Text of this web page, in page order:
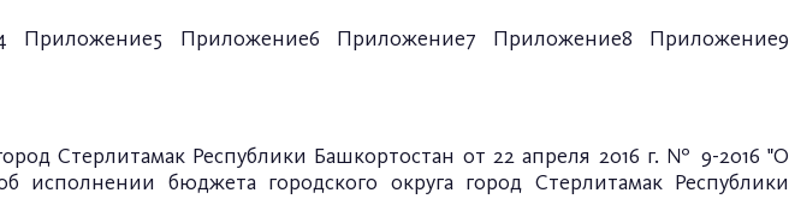
Приложение5 Приложение6 Приложение7 Приложение8
Приложение9
Стерлитамак Республики Башкортостан от 22 апреля 2016 г. № 9-2016 "О
бюджета городского округа город Стерлитамак Республики